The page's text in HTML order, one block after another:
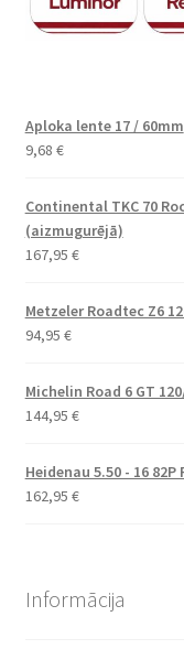
Aploka lente 17 / 60mm
9,68 €
Continental TKC 70
(aizmugurējā)
167,95 €
Metzeler Roadtec Z6
94,95 €
Michelin Road 6 GT
144,95 €
Heidenau 5.50 - 16 82P
162,95 €
Informācija